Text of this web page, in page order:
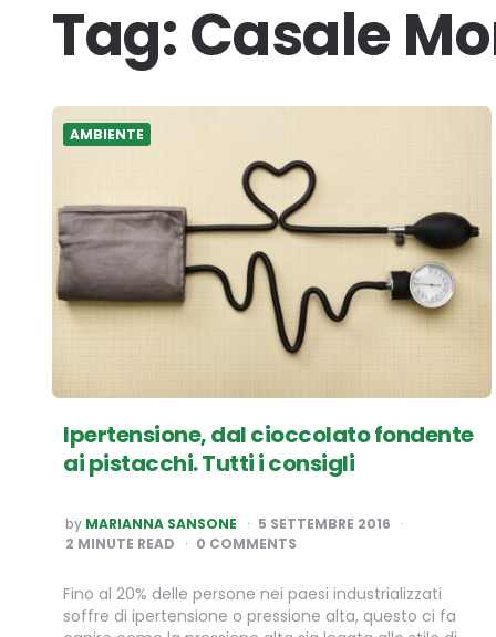
Tag:Casale
AMBIENTE
Ipertensione, dal cioccolato fondente
ai pistacchi. Tutti i consigli
POSTED
BY
by MARIANNA SANSONE
5 SETTEMBRE 2016
2 MINUTE READ 0 COMMENTS
Fino al 20% delle persone nei paesi industrializzati
soffre di ipertensione o pressione alta, questo ci fa